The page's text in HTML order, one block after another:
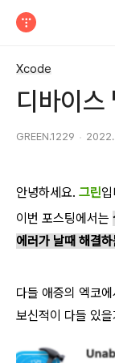
Xcode
디바이스
GREEN.1229
안녕하세요. 그린
이번 포스팅에서는
에러가 날때 해결하
다들 애증의 엑코
보신적이 다들 있